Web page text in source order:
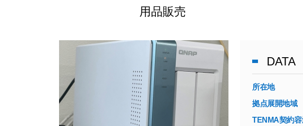
用品販売
DATA
所在地
拠点展開地域
TENMA契約容